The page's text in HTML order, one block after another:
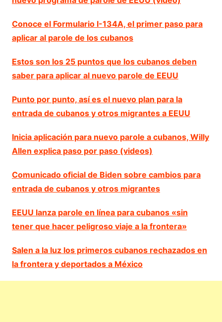
Conoce el Formulario I-134A, el primer paso para
aplicar al parole de los cubanos
Estos son los 25 puntos que los cubanos deben
saber para aplicar al nuevo parole de EEUU
Punto por punto, así es el nuevo plan para la
entrada de cubanos y otros migrantes a EEUU
Inicia aplicación para nuevo parole a cubanos, Willy
Allen explica paso por paso (videos)
Comunicado oficial de Biden sobre cambios para
entrada de cubanos y otros migrantes
EEUU lanza parole en línea para cubanos «sin
tener que hacer peligroso viaje a la frontera»
Salen a la luz los primeros cubanos rechazados en
la frontera y deportados a México